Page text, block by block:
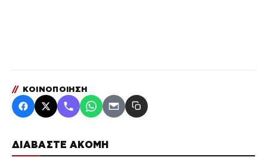
ΔΙΑΒΑΣΤΕ ΑΚΟΜΗ
// ΚΟΙΝΟΠΟΙΗΣΗ